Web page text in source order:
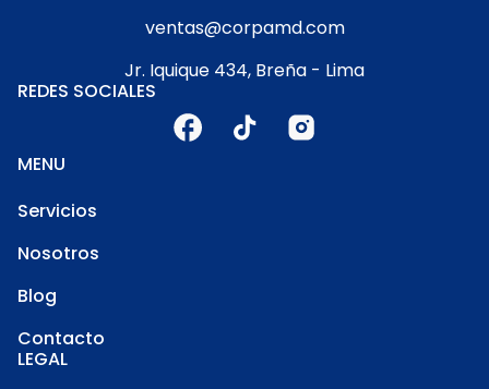
ventas@corpamd.com
Jr. Iquique 434, Breña - Lima
REDES SOCIALES
MENU
Servicios
Nosotros
Blog
Contacto
LEGAL